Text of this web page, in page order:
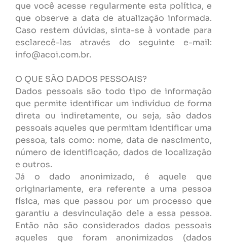
que você acesse regularmente esta política, e
que observe a data de atualização informada.
Caso restem dúvidas, sinta-se à vontade para
esclarecê-las através do seguinte e-mail:
info@acoi.com.br.
O QUE SÃO DADOS PESSOAIS?
Dados pessoais são todo tipo de informação
que permite identificar um indivíduo de forma
direta ou indiretamente, ou seja, são dados
pessoais aqueles que permitam identificar uma
pessoa, tais como: nome, data de nascimento,
número de identificação, dados de localização
e outros.
Já o dado anonimizado, é aquele que
originariamente, era referente a uma pessoa
física, mas que passou por um processo que
garantiu a desvinculação dele a essa pessoa.
Então não são considerados dados pessoais
aqueles que foram anonimizados (dados